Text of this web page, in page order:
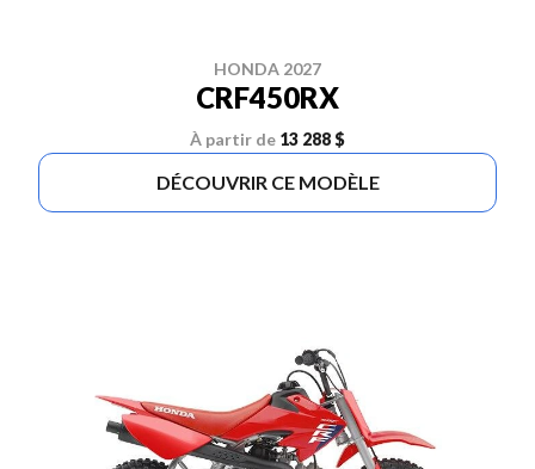
HONDA 2027
CRF450RX
À partir de 13 288 $
DÉCOUVRIR CE MODÈLE